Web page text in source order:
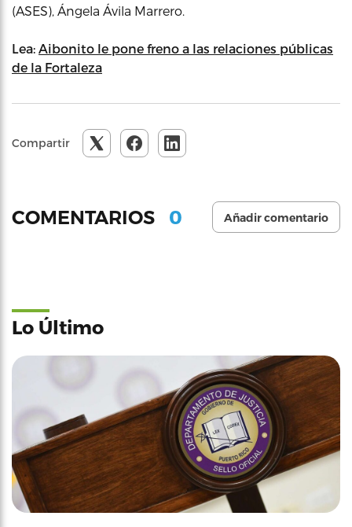
(ASES), Ángela Ávila Marrero.
Lea: Aibonito le pone freno a las relaciones públicas
de la Fortaleza
Compartir
COMENTARIOS 0 Añadir comentario
Lo Último